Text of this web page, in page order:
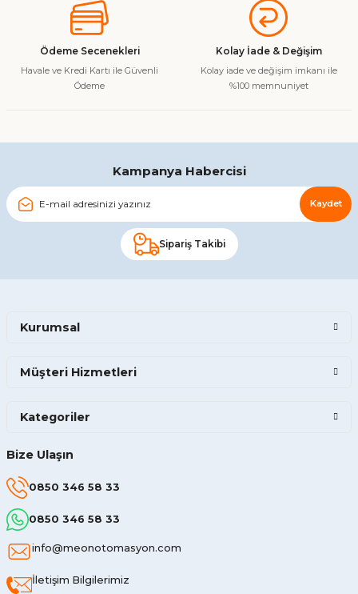
Ödeme Secenekleri
Havale ve Kredi Kartı ile Güvenli
Ödeme
Kolay İade & Değişim
Kolay iade ve değişim imkanı ile
%100 memnuniyet
Kampanya Habercisi
Kaydet
Sipariş Takibi
Bize Ulaşın
0850 346 58 33
0850 346 58 33
info@meonotomasyon.com
İletişim Bilgilerimiz
Kurumsal
Müşteri Hizmetleri
Kategoriler